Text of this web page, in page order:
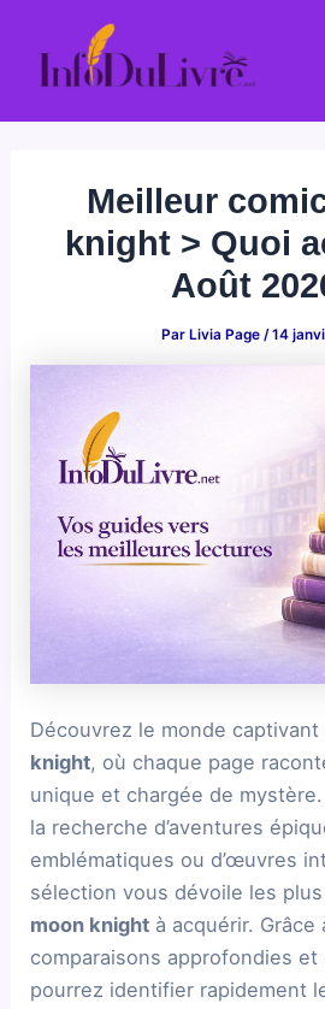
contenu
Meilleur
knight > Quoi
Août
Par Livia Page /14
Découvrez le monde captivant
knight, où chaque page
unique et chargée de
la recherche d’aventures
emblématiques ou d’œuvres
sélection vous dévoile les
moon knight à acquérir.
comparaisons approfondies
pourrez identifier rapidement